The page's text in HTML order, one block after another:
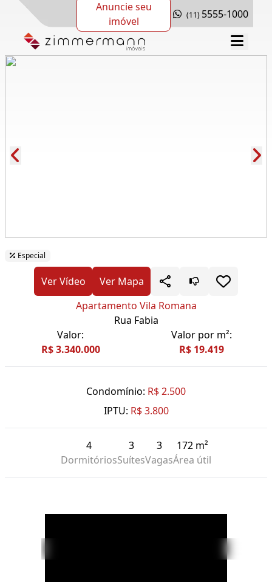
Anuncie seu
imóvel
(11) 5555-1000
Especial
Ver Vídeo
Ver Mapa
Apartamento Vila Romana
Rua Fabia
Valor:
R$ 3.340.000
Valor por m²:
R$ 19.419
Condomínio: R$ 2.500
IPTU: R$ 3.800
4
Dormitórios
3
Suítes
3
Vagas
172 m²
Área útil